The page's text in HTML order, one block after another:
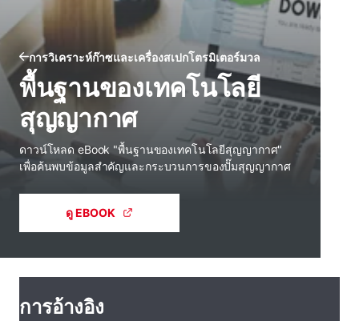
การวิเคราะห์ก๊าซและเครื่องสเปกโตรมิเตอร์มวล
พื้นฐานของเทคโนโลยี
สุญญากาศ
ดาวน์โหลด eBook "พื้นฐานของเทคโนโลยีสุญญากาศ"
เพื่อค้นพบข้อมูลสําคัญและกระบวนการของปั๊มสุญญากาศ
ดู EBOOK
การอ้างอิง